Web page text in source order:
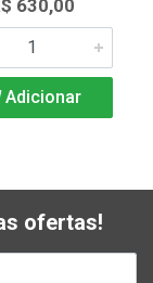
630,00
Adicionar
ofertas!